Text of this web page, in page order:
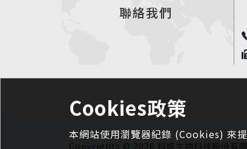
聯絡我們
Copyrights © 2026 科妍生物科技股份有
Cookies政策
本網站使用瀏覽器紀錄 (Cookies) 來